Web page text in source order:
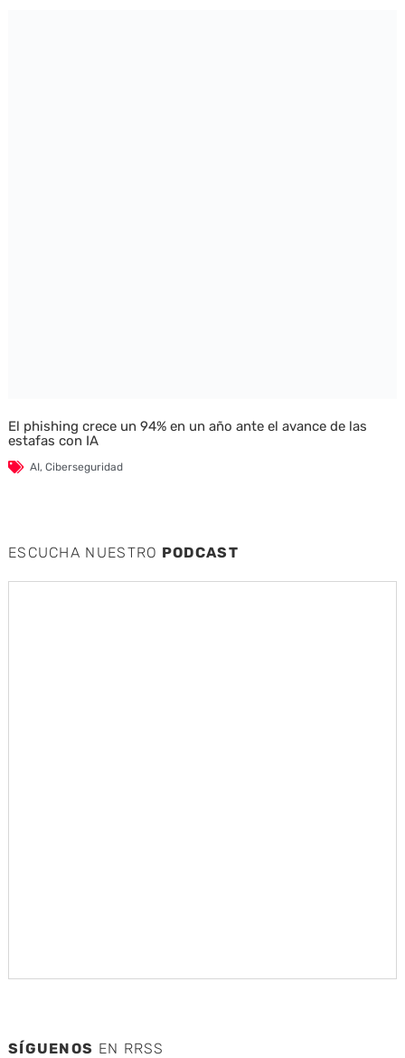
El phishing crece un 94% en un año ante el avance de las
estafas con IA
AI, Ciberseguridad
ESCUCHA NUESTRO PODCAST
SÍGUENOS EN RRSS